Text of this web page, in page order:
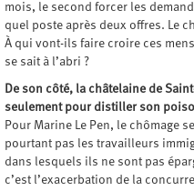
mois, le second forcer les
quel poste après deux offres. Le
À qui vont-ils faire croire ces
se sait à l’abri ?
De son côté, la châtelaine de
seulement pour distiller son
Pour Marine Le Pen, le chômage
pourtant pas les travailleurs
dans lesquels ils ne sont pas
c’est l’exacerbation de la